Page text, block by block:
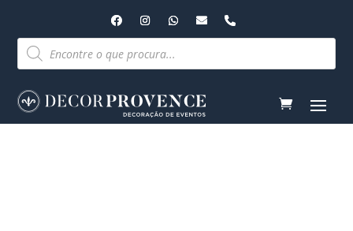
Pesquisar
produtos